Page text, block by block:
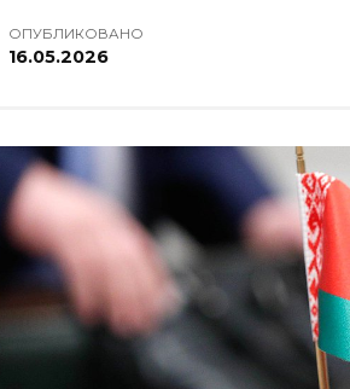
ОПУБЛИКОВАНО
16.05.2026